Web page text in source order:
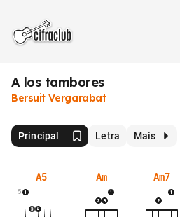
A los tambores
Bersuit Vergarabat
Principal Letra Mais
A5
5
Am Am7